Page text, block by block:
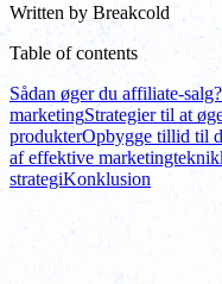
Written by Breakcold
Table of contents
Sådan øger du affiliate-salg?
marketingStrategier til at
produkterOpbygge tillid til
af effektive
strategiKonklusion